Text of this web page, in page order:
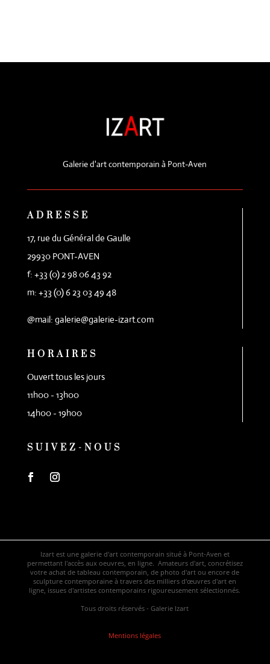
Galerie d'art contemporain à Pont-Aven
ADRESSE
17, rue du Général de Gaulle
29930 PONT-AVEN
f: +33 (0) 2 98 06 43 92
m: +33 (0) 6 23 03 49 48
@mail: galerie@galerie-izart.com
HORAIRES
Ouvert tous les jours
11h00 - 13h00
14h00 - 19h00
SUIVEZ-NOUS
Izart est une galerie d'art contemporain situé à Pont-Aven et
permettant l'accès aux oeuvres, en ligne. Amateurs d'art, concrétisez
votre achat de tableau contemporain, de photo d'art ou encore de
sculpture contemporaine à travers des milliers d'œuvres d'art en
ligne, issues d'artistes contemporains rigoureusement sélectionnés.
Tous droits réservés - Galerie Izart
Mentions légales